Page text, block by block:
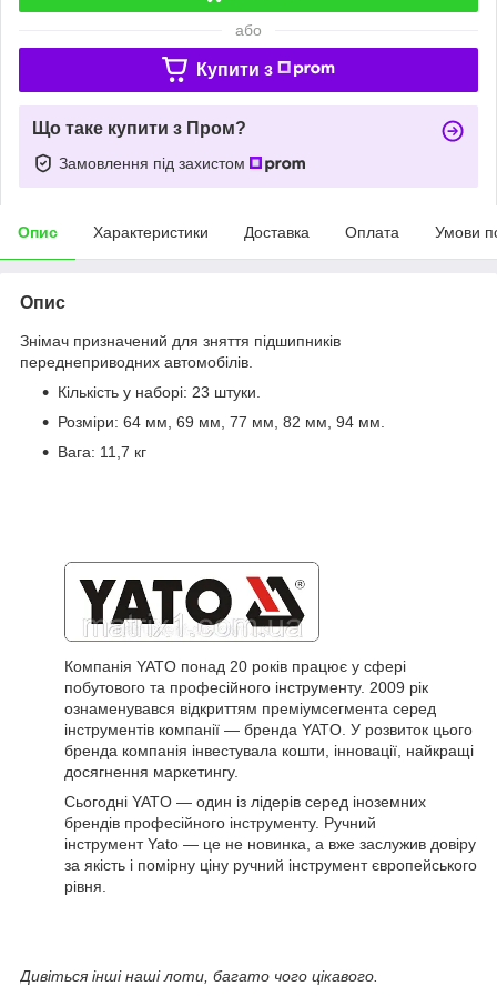
або
Купити з
Що таке купити з Пром?
Замовлення під захистом
Опис Характеристики Доставка Оплата Умови
Опис
Знімач призначений для зняття підшипників
переднеприводних автомобілів.
Кількість у наборі: 23 штуки.
Розміри: 64 мм, 69 мм, 77 мм, 82 мм, 94 мм.
Вага: 11,7 кг
Компанія YATO понад 20 років працює у сфері
побутового та професійного інструменту. 2009 рік
ознаменувався відкриттям преміумсегмента серед
інструментів компанії — бренда YATO. У розвиток цього
бренда компанія інвестувала кошти, інновації, найкращі
досягнення маркетингу.
Сьогодні YATO — один із лідерів серед іноземних
брендів професійного інструменту. Ручний
інструмент Yato — це не новинка, а вже заслужив довіру
за якість і помірну ціну ручний інструмент європейського
рівня.
Дивіться інші наші лоти, багато чого цікавого.